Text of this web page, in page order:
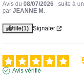
Avis du08/07/2026 , suite à
parJEANNE M.
Utile(1) Signaler
Avis vérifié